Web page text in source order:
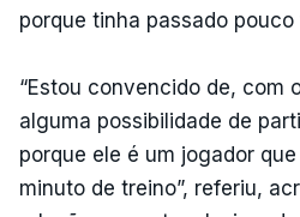
porque tinha passado pouco
“Estou convencido de, com
alguma possibilidade de
porque ele é um jogador
minuto de treino”, referiu,